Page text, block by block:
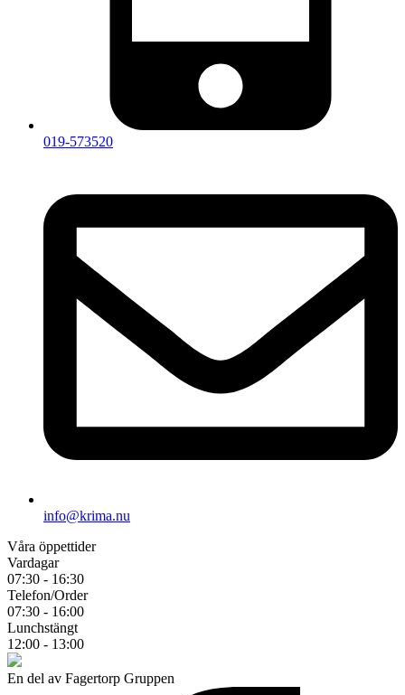
019-573520
info@krima.nu
Våra öppettider
Vardagar
07:30 - 16:30
Telefon/Order
07:30 - 16:00
Lunchstängt
12:00 - 13:00
En del av Fagertorp Gruppen